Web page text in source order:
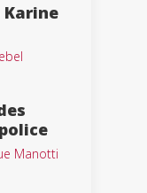
Karine
Manotti